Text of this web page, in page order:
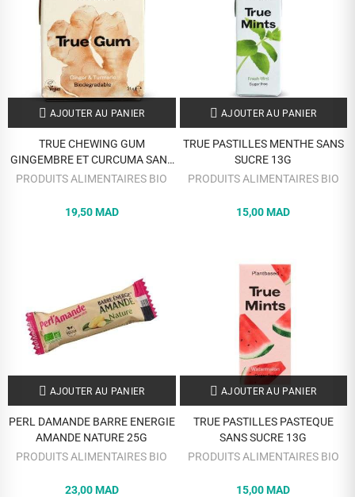
AJOUTER AU PANIER
TRUE CHEWING GUM
GINGEMBRE ET CURCUMA SANS
SUCRE 21G
PRODUITS ALIMENTAIRES BIO
19,50 MAD
AJOUTER AU PANIER
TRUE PASTILLES MENTHE SANS
SUCRE 13G
PRODUITS ALIMENTAIRES BIO
15,00 MAD
AJOUTER AU PANIER
PERL DAMANDE BARRE ENERGIE
AMANDE NATURE 25G
PRODUITS ALIMENTAIRES BIO
23,00 MAD
AJOUTER AU PANIER
TRUE PASTILLES PASTEQUE
SANS SUCRE 13G
PRODUITS ALIMENTAIRES BIO
15,00 MAD